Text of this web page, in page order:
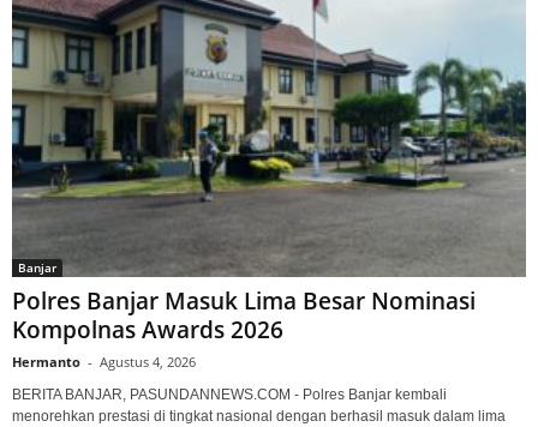
Banjar
Polres Banjar Masuk Lima Besar Nominasi
Kompolnas Awards 2026
Hermanto - Agustus 4, 2026
BERITA BANJAR, PASUNDANNEWS.COM - Polres Banjar kembali
menorehkan prestasi di tingkat nasional dengan berhasil masuk dalam lima